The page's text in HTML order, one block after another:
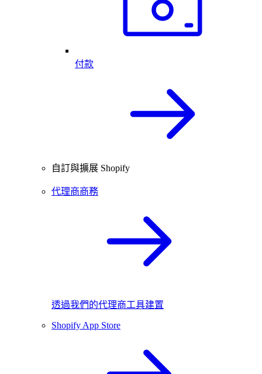
付款
自訂與擴展 Shopify
代理商商務
透過我們的代理商工具建置
Shopify App Store